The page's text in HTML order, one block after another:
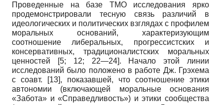
Проведенные на базе ТМО исследования ярко
продемонстрировали тесную связь различий в
идеологических и политических взглядах с профилем
моральных оснований, характеризующим
соотношение либеральных, прогрессистских и
консервативных, традиционалистских моральных
ценностей [5; 12; 22—24]. Начало этой линии
исследований было положено в работе Дж. Грэхема
с соавт.
[13], показавшей, что соотношение этики
автономии (включающей моральные основания
«Забота» и «Справедливость») и этики сообщества